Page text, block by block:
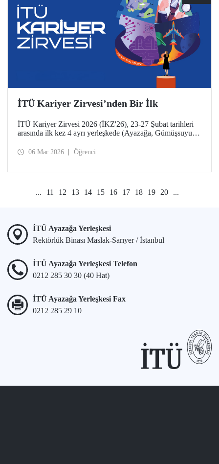
İTÜ Kariyer Zirvesi’nden Bir İlk
İTÜ Kariyer Zirvesi 2026 (İKZ'26), 23-27 Şubat tarihleri
arasında ilk kez 4 ayrı yerleşkede (Ayazağa, Gümüşsuyu
zamanlı düzenlendi.
06 Mar 2026 Öğrenci
... 11 12 13 14 15 16 17 18 19 20 ...
İTÜ Ayazağa Yerleşkesi
Rektörlük Binası Maslak-Sarıyer / İstanbul
İTÜ Ayazağa Yerleşkesi Telefon
0212 285 30 30 (40 Hat)
İTÜ Ayazağa Yerleşkesi Fax
0212 285 29 10